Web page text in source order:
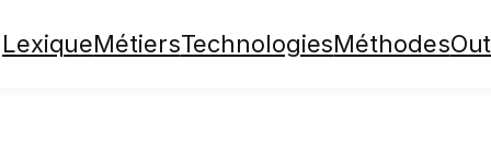
LexiqueMétiersTechnologiesMéthodes